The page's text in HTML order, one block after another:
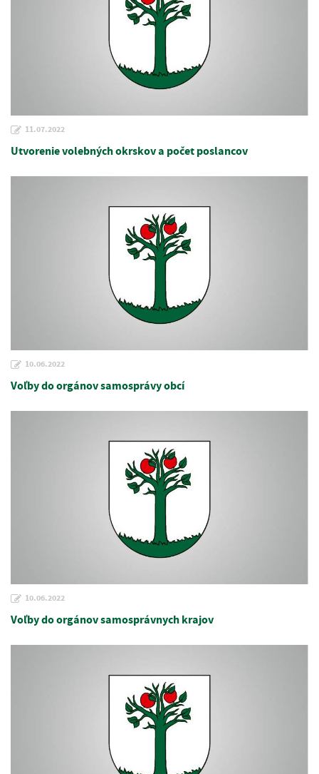
11.07.2022
Utvorenie volebných okrskov a počet poslancov
10.06.2022
Voľby do orgánov samosprávy obcí
10.06.2022
Voľby do orgánov samosprávnych krajov